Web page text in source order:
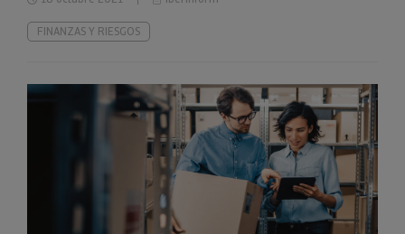
FINANZAS Y RIESGOS